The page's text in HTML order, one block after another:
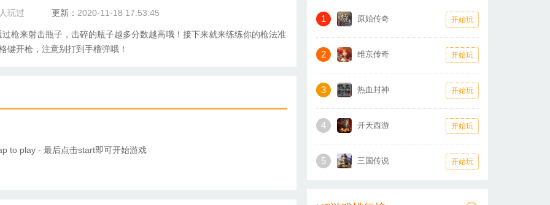
玩过 更新： 2020-11-18 17:53:45
枪来射击瓶子，击碎的瓶子越多分数越高哦！接下来就来练练你的枪法准
键开枪，注意别打到手榴弹哦！
to play - 最后点击start即可开始游戏
1 原始传奇 开始玩
2 维京传奇 开始玩
3 热血封神 开始玩
4 开天西游 开始玩
5 三国传说 开始玩